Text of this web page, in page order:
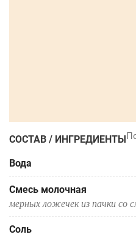
СОСТАВ / ИНГРЕДИЕНТЫ
Вода
Смесь молочная
мерных ложечек из пачки со
Соль